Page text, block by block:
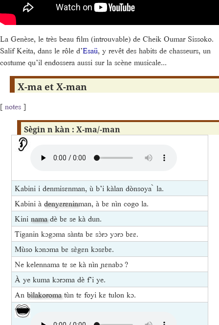
La Genèse, le très beau film (introuvable) de Cheik Oumar Sissoko.
Salif Keita, dans le rôle d’Esaü, y revêt des habits de chasseurs, un
costume qu’il endossera aussi sur la scène musicale...
X-ma et X-man
[ notes ]
Sègin n kàn : X-ma/-man
Kabini i denmisɛnman, ù b’i kàlan dònsoya ̀ la.
Kabini à denyɛrɛninman, à bɛ nìn cogo la.
Kini namadè bɛ se kà dun.
Tiganin kɔgɔma sànta bɛ sɔ̀rɔ yɔrɔ bɛɛ.
Mùso kɔnɔma bɛ sɛ̀gɛn kɔsɛbɛ.
Ne kelennama tɛ se kà nìn ɲɛnabɔ ?
À ye kuma kɔrɔma dè f’i ye.
An bìlakoromatùn tɛ foyi kɛ tulon kɔ.